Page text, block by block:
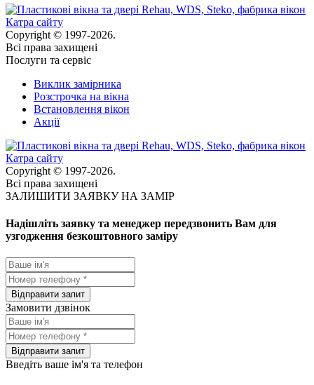
Катра сайту
Copyright © 1997-2026.
Всі права захищені
Послуги та сервіс
Виклик замірника
Розстрочка на вікна
Встановлення вікон
Акції
Катра сайту
Copyright © 1997-2026.
Всі права захищені
ЗАЛИШИТИ ЗАЯВКУ НА ЗАМІР
Надішліть заявку та менеджер передзвонить Вам для
узгодження безкоштовного заміру
Замовити дзвінок
Введіть ваше ім'я та телефон